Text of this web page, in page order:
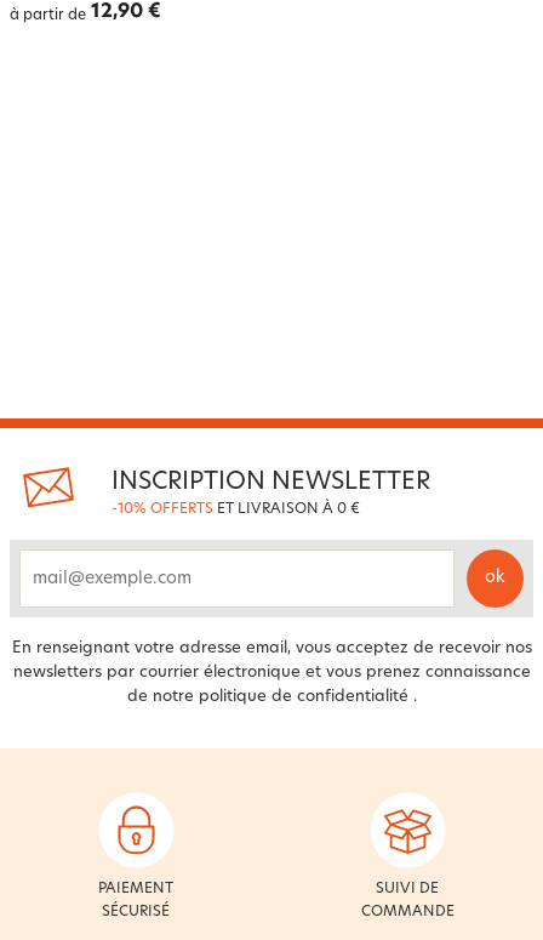
à partir de 12,90 €
INSCRIPTION NEWSLETTER
-10% OFFERTS ET LIVRAISON À 0 €
email
ok
En renseignant votre adresse email, vous acceptez de recevoir nos
newsletters par courrier électronique et vous prenez connaissance
de notre politique de confidentialité .
PAIEMENT
SÉCURISÉ
SUIVI DE
COMMANDE